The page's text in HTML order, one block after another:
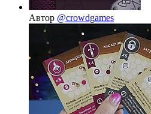
Автор @crowdgames